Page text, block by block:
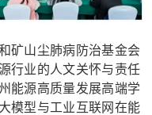
矿山尘肺病防治基金会
行业的人文关怀与责任
能源高质量发展高端学
模型与工业互联网在能